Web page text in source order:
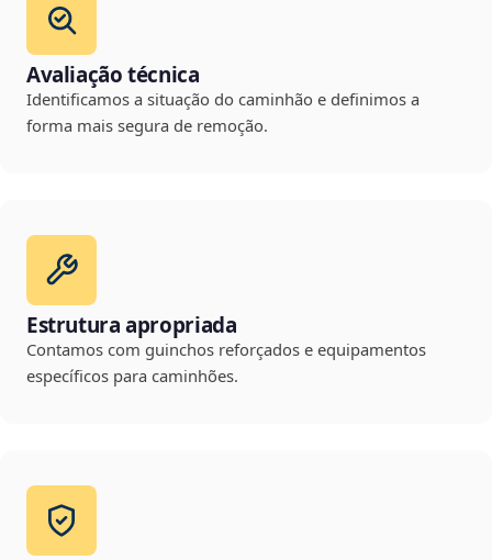
Avaliação técnica
Identificamos a situação do caminhão e definimos a
forma mais segura de remoção.
Estrutura apropriada
Contamos com guinchos reforçados e equipamentos
específicos para caminhões.